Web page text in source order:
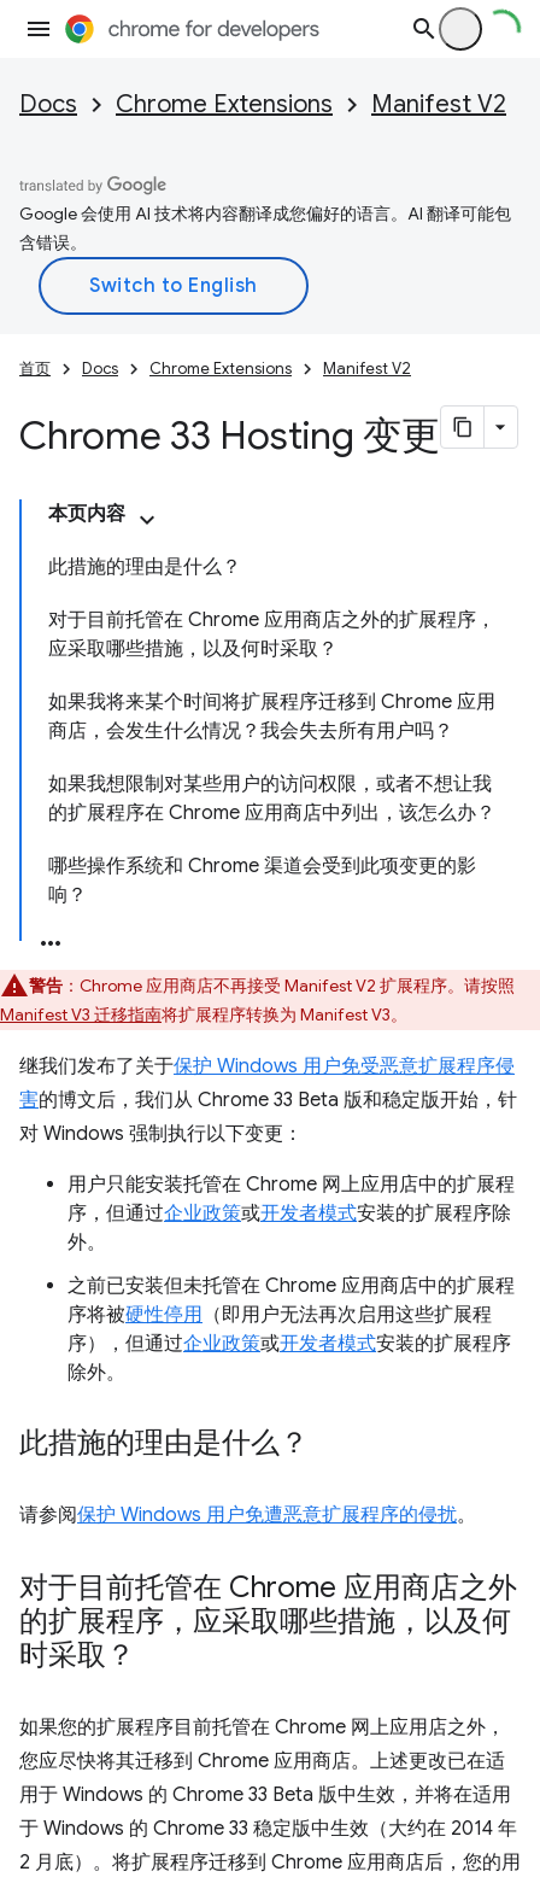
Docs Chrome Extensions Manifest V2
Google 会使用 AI 技术将内容翻译成您偏好的语言。AI 翻译可能包
含错误。
首页 Docs Chrome Extensions Manifest V2
Chrome 33 Hosting 变更
本页内容
此措施的理由是什么？
对于目前托管在 Chrome 应用商店之外的扩展程序，
应采取哪些措施，以及何时采取？
如果我将来某个时间将扩展程序迁移到 Chrome 应用
商店，会发生什么情况？我会失去所有用户吗？
如果我想限制对某些用户的访问权限，或者不想让我
的扩展程序在 Chrome 应用商店中列出，该怎么办？
哪些操作系统和 Chrome 渠道会受到此项变更的影
响？
警告 ：Chrome 应用商店不再接受 Manifest V2 扩展程序。请按照
Manifest V3 迁移指南将扩展程序转换为 Manifest V3。
继我们发布了关于保护 Windows 用户免受恶意扩展程序侵
害的博文后，我们从 Chrome 33 Beta 版和稳定版开始，针
对 Windows 强制执行以下变更：
用户只能安装托管在 Chrome 网上应用店中的扩展程
序，但通过企业政策或开发者模式安装的扩展程序除
外。
之前已安装但未托管在 Chrome 应用商店中的扩展程
序将被硬性停用 （即用户无法再次启用这些扩展程
序），但通过企业政策或开发者模式安装的扩展程序
除外。
此措施的理由是什么？
请参阅保护 Windows 用户免遭恶意扩展程序的侵扰。
对于目前托管在 Chrome 应用商店之外
的扩展程序，应采取哪些措施，以及何
时采取？
如果您的扩展程序目前托管在 Chrome 网上应用店之外，
您应尽快将其迁移到 Chrome 应用商店。上述更改已在适
用于 Windows 的 Chrome 33 Beta 版中生效，并将在适用
于 Windows 的 Chrome 33 稳定版中生效（大约在 2014 年
2 月底）。将扩展程序迁移到 Chrome 应用商店后，您的用